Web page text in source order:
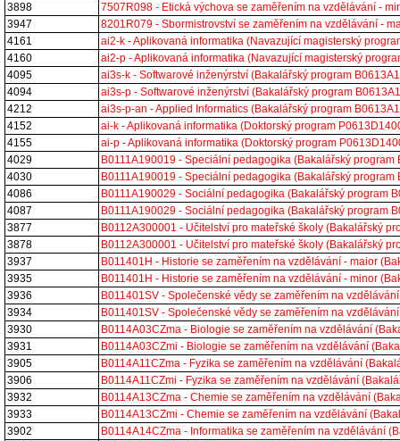
3898
7507R098 - Etická výchova se zaměřením na vzdělávání -
3947
8201R079 - Sbormistrovství se zaměřením na vzdělávání -
4161
ai2-k - Aplikovaná informatika (Navazující magisterský
4160
ai2-p - Aplikovaná informatika (Navazující magisterský
4095
ai3s-k - Softwarové inženýrství (Bakalářský program
4094
ai3s-p - Softwarové inženýrství (Bakalářský program
4212
ai3s-p-an - Applied Informatics (Bakalářský program
4152
ai-k - Aplikovaná informatika (Doktorský program
4155
ai-p - Aplikovaná informatika (Doktorský program
4029
B0111A190019 - Speciální pedagogika (Bakalářský program
4030
B0111A190019 - Speciální pedagogika (Bakalářský program
4086
B0111A190029 - Sociální pedagogika (Bakalářský program
4087
B0111A190029 - Sociální pedagogika (Bakalářský program
3877
B0112A300001 - Učitelství pro mateřské školy (Bakalářský
3878
B0112A300001 - Učitelství pro mateřské školy (Bakalářský
3937
B011401H - Historie se zaměřením na vzdělávání - maior
3935
B011401H - Historie se zaměřením na vzdělávání - minor
3936
B011401SV - Společenské vědy se zaměřením na
3934
B011401SV - Společenské vědy se zaměřením na
3930
B0114A03CZma - Biologie se zaměřením na vzdělávání
3931
B0114A03CZmi - Biologie se zaměřením na vzdělávání
3905
B0114A11CZma - Fyzika se zaměřením na vzdělávání
3906
B0114A11CZmi - Fyzika se zaměřením na vzdělávání
3932
B0114A13CZma - Chemie se zaměřením na vzdělávání
3933
B0114A13CZmi - Chemie se zaměřením na vzdělávání
3902
B0114A14CZma - Informatika se zaměřením na vzdělávání